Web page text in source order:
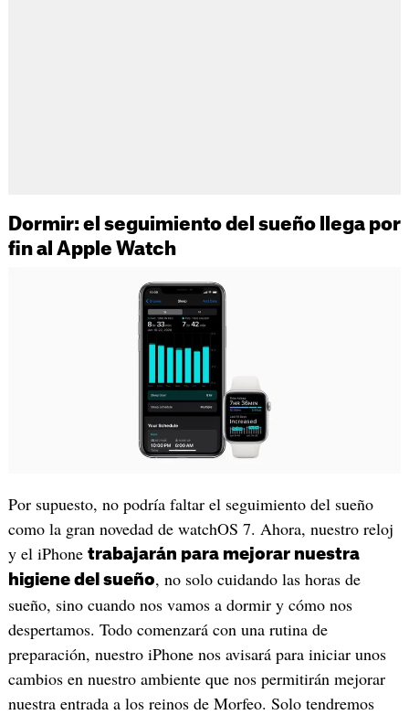
Dormir: el seguimiento del sueño llega por
fin al Apple Watch
Por supuesto, no podría faltar el seguimiento del sueño
como la gran novedad de watchOS 7. Ahora, nuestro reloj
y el iPhone trabajarán para mejorar nuestra
higiene del sueño, no solo cuidando las horas de
sueño, sino cuando nos vamos a dormir y cómo nos
despertamos. Todo comenzará con una rutina de
preparación, nuestro iPhone nos avisará para iniciar unos
cambios en nuestro ambiente que nos permitirán mejorar
nuestra entrada a los reinos de Morfeo. Solo tendremos